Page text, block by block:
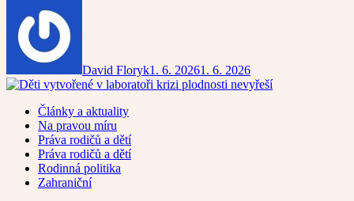
David Floryk1. 6. 20261. 6. 2026
Články a aktuality
Na pravou míru
Práva rodičů a dětí
Práva rodičů a dětí
Rodinná politika
Zahraniční